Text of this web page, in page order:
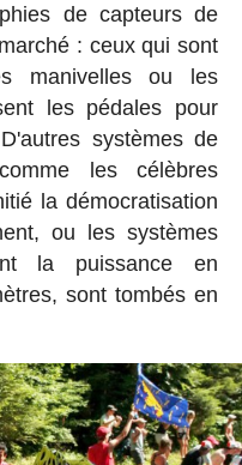
de capteurs de
: ceux qui sont
manivelles ou les
les pédales pour
systèmes de
les célèbres
la démocratisation
ou les systèmes
la puissance en
sont tombés en